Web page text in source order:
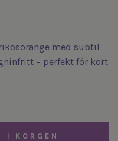
med subtil
– perfekt för kort
I KORGEN